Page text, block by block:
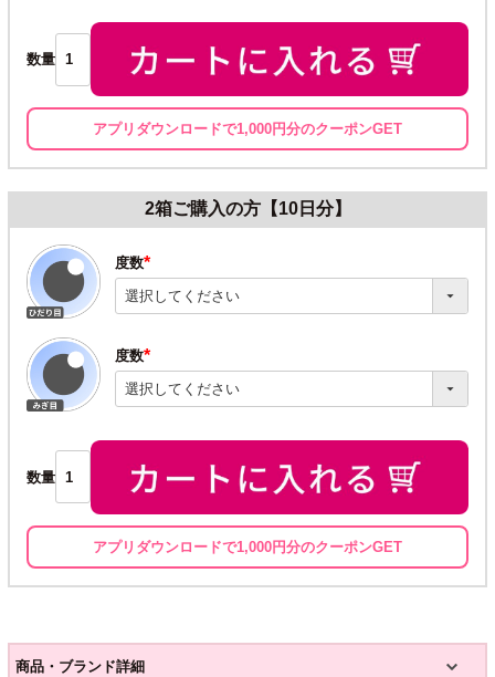
数量
アプリダウンロードで1,000円分のクーポンGET
2箱ご購入の方【10日分】
度数
(必
須)
度数
(必
須)
数量
アプリダウンロードで1,000円分のクーポンGET
商品・ブランド詳細